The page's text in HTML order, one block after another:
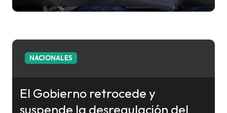
NACIONALES
El Gobierno retrocede y
suspende la desregulación del